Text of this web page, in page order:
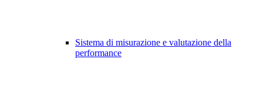
Sistema di misurazione e valutazione della
performance